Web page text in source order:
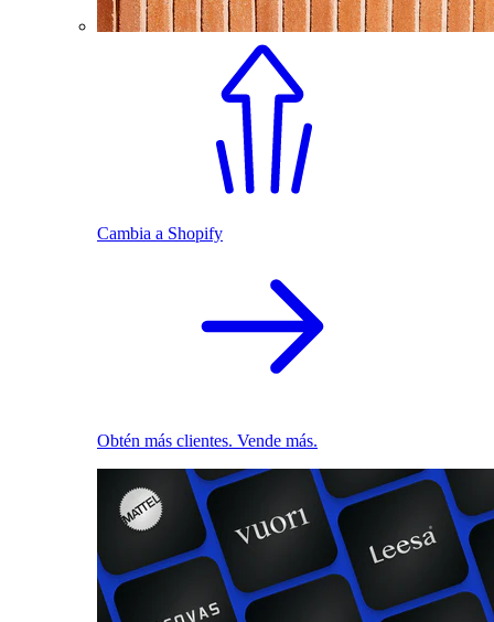
Cambia a Shopify
Obtén más clientes. Vende más.